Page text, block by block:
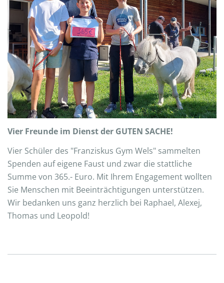
Vier Freunde im Dienst der GUTEN SACHE!
Vier Schüler des "Franziskus Gym Wels" sammelten
Spenden auf eigene Faust und zwar die stattliche
Summe von 365.- Euro. Mit Ihrem Engagement wollten
Sie Menschen mit Beeinträchtigungen unterstützen.
Wir bedanken uns ganz herzlich bei Raphael, Alexej,
Thomas und Leopold!